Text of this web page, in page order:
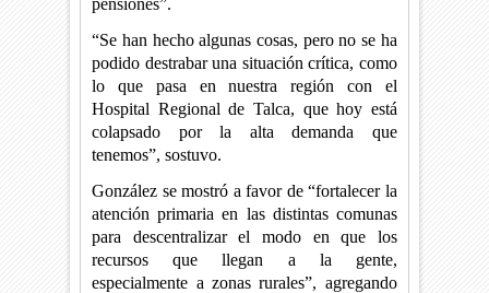
“Se han hecho algunas cosas, pero no se ha
podido destrabar una situación crítica, como
lo que pasa en nuestra región con el
Hospital Regional de Talca, que hoy está
colapsado por la alta demanda que
tenemos”, sostuvo.
González se mostró a favor de “fortalecer la
atención primaria en las distintas comunas
para descentralizar el modo en que los
recursos que llegan a la gente,
especialmente a zonas rurales”, agregando